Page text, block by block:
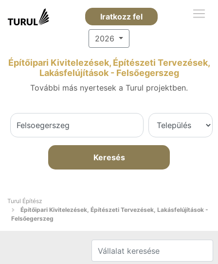
Iratkozz fel
2026
Építőipari Kivitelezések, Építészeti Tervezések,
Lakásfelújítások - Felsőegerszeg
További más nyertesek a Turul projektben.
Keresés
Turul Építész
Építőipari Kivitelezések, Építészeti Tervezések, Lakásfelújítások -
Felsőegerszeg